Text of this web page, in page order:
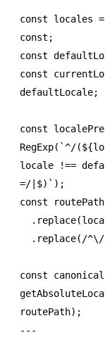
const locales =
const ;
const
const
defaultLocale;
const
RegExp( `^/(${
locale
!==
=/|$)` );
const routePath
  .replace
  .replace
(/^\/
const canonical
routePath);
---